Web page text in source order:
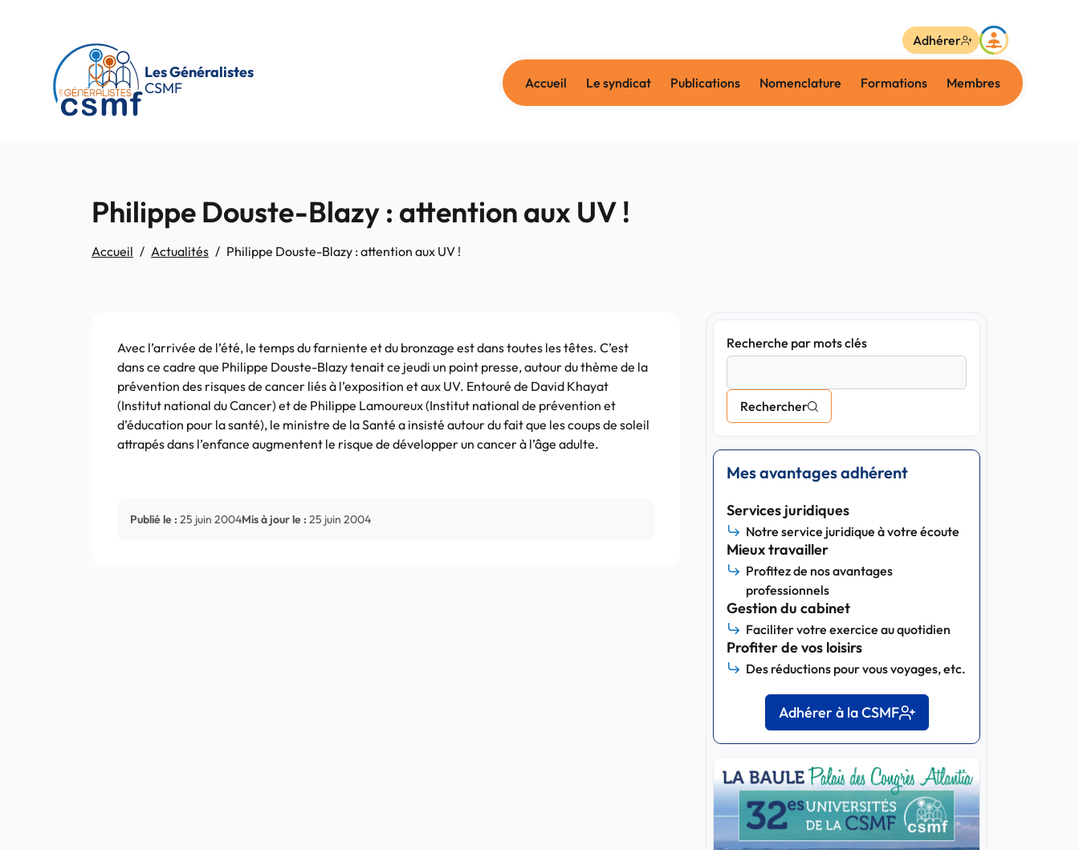
Les Généralistes
CSMF
Accueil Le syndicat Publications Nomenclature Formations Membres
Adhérer
Philippe Douste-Blazy : attention aux UV !
Accueil Actualités Philippe Douste-Blazy : attention aux UV !
Avec l’arrivée de l’été, le temps du farniente et du bronzage est dans toutes les têtes. C’est
dans ce cadre que Philippe Douste-Blazy tenait ce jeudi un point presse, autour du thème de la
prévention des risques de cancer liés à l’exposition et aux UV. Entouré de David Khayat
(Institut national du Cancer) et de Philippe Lamoureux (Institut national de prévention et
d’éducation pour la santé), le ministre de la Santé a insisté autour du fait que les coups de soleil
attrapés dans l’enfance augmentent le risque de développer un cancer à l’âge adulte.
Publié le : 25 juin 2004Mis à jour le : 25 juin 2004
Recherche par mots clés
Rechercher
Mes avantages adhérent
Services juridiques
Notre service juridique à votre écoute
Mieux travailler
Profitez de nos avantages
professionnels
Gestion du cabinet
Faciliter votre exercice au quotidien
Profiter de vos loisirs
Des réductions pour vous voyages, etc.
Adhérer à la CSMF